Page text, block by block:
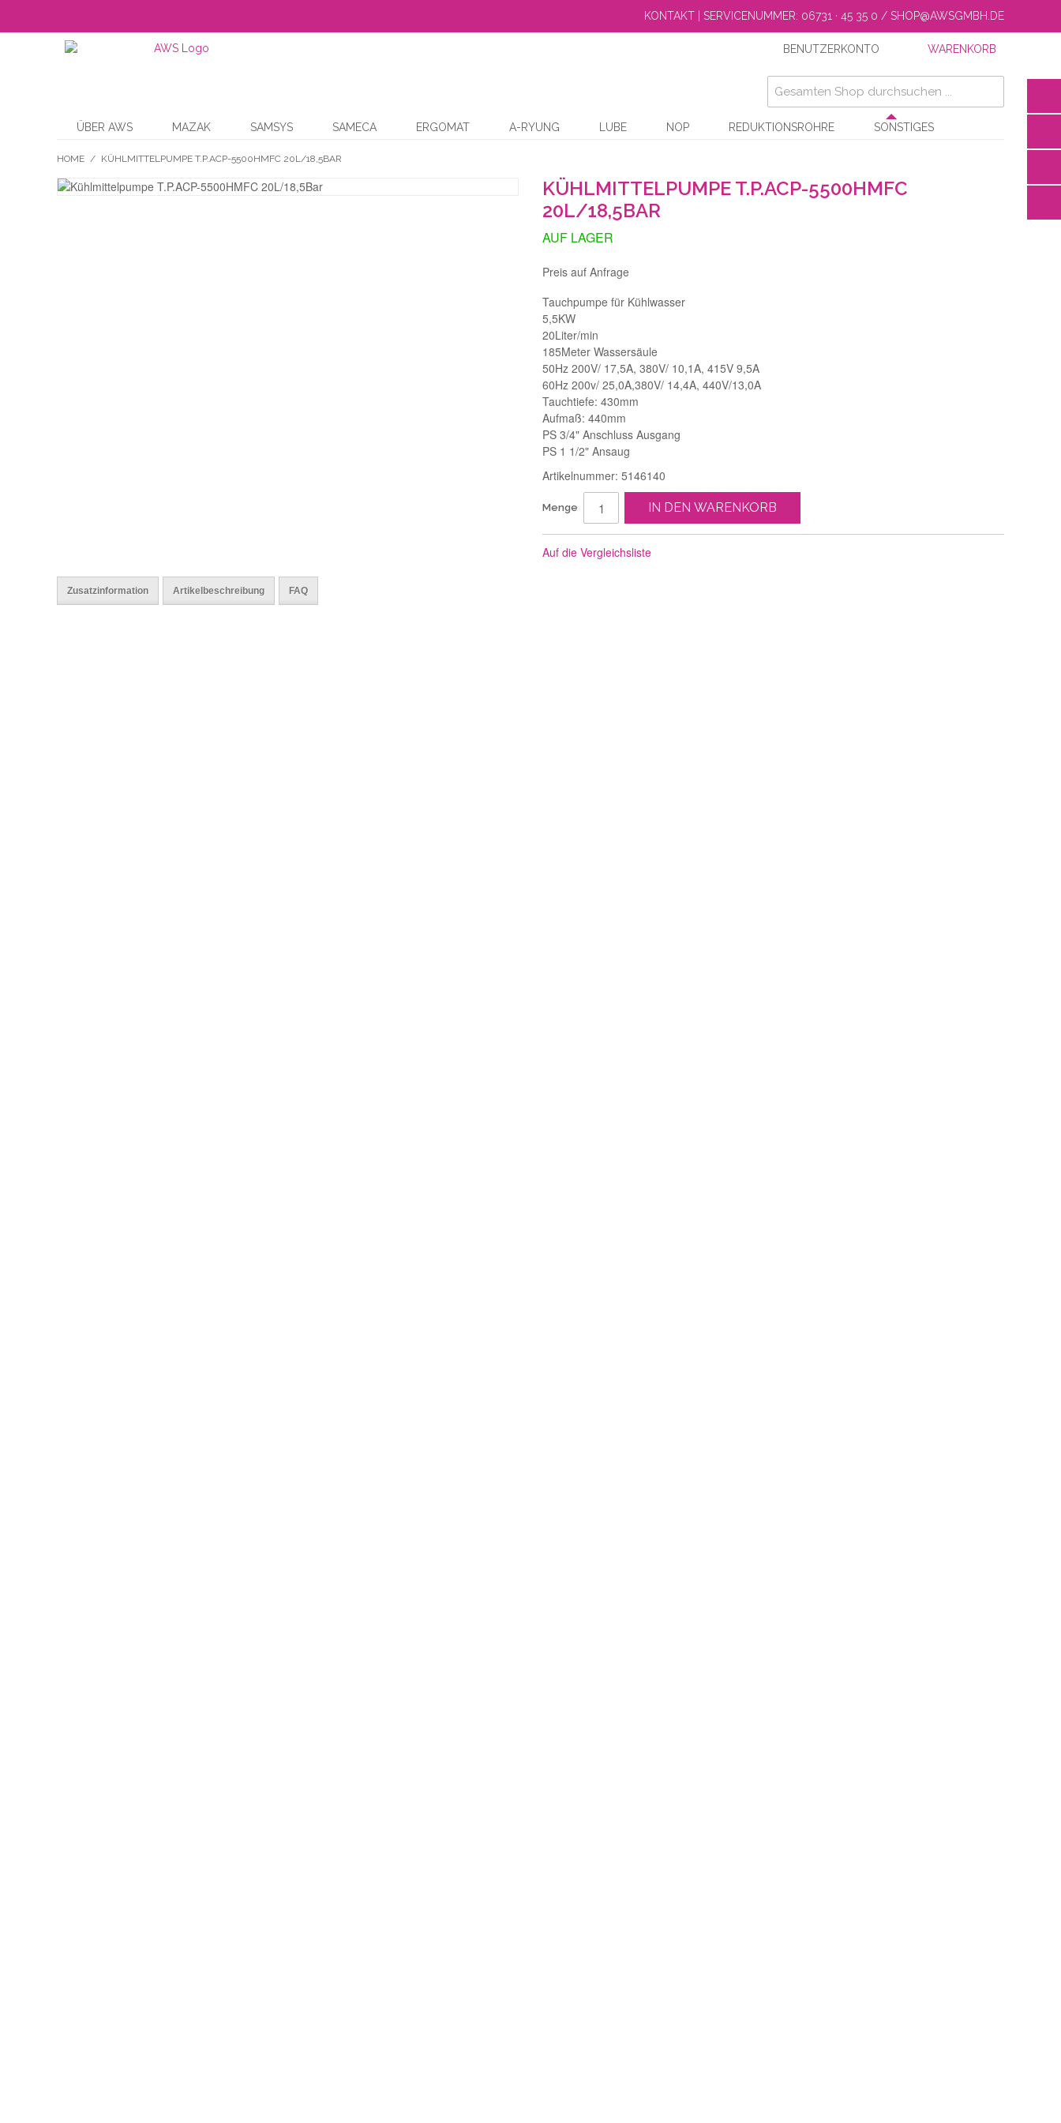
KONTAKT | SERVICENUMMER: 06731 · 45 35 0 / SHOP@AWSGMBH.DE
BENUTZERKONTO WARENKORB
ÜBER AWS MAZAK SAMSYS SAMECA ERGOMAT A-RYUNG LUBE NOP REDUKTIONSROHRE SONSTIGES
HOME / KÜHLMITTELPUMPE T.P.ACP-5500HMFC 20L/18,5BAR
KÜHLMITTELPUMPE T.P.ACP-5500HMFC
20L/18,5BAR
AUF LAGER
Preis auf Anfrage
Tauchpumpe für Kühlwasser
5,5KW
20Liter/min
185Meter Wassersäule
50Hz 200V/ 17,5A, 380V/ 10,1A, 415V 9,5A
60Hz 200v/ 25,0A,380V/ 14,4A, 440V/13,0A
Tauchtiefe: 430mm
Aufmaß: 440mm
PS 3/4" Anschluss Ausgang
PS 1 1/2" Ansaug
Artikelnummer: 5146140
Menge IN DEN WARENKORB
Auf die Vergleichsliste
Zusatzinformation Artikelbeschreibung FAQ